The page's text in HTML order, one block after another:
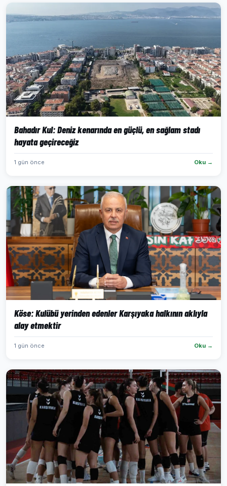
Bahadır Kul: Deniz kenarında en güçlü, en sağlam stadı
hayata geçireceğiz
1 gün önce Oku →
Köse: Kulübü yerinden edenler Karşıyaka halkının aklıyla
alay etmektir
1 gün önce Oku →